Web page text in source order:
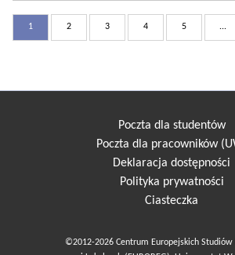
1 2 3 4 5 ...
Poczta dla studentów
Poczta dla pracowników
Deklaracja dostępności
Polityka prywatności
Ciasteczka
©2012-2026 Centrum Europejskich Studiów